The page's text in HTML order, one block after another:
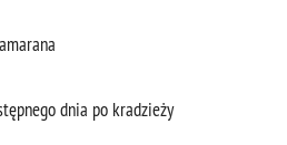
dnia po kradzieży